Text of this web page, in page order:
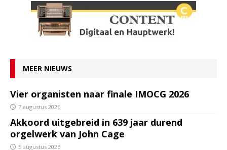
MEER NIEUWS
Vier organisten naar finale IMOCG 2026
7 augustus 2026
Akkoord uitgebreid in 639 jaar durend
orgelwerk van John Cage
5 augustus 2026